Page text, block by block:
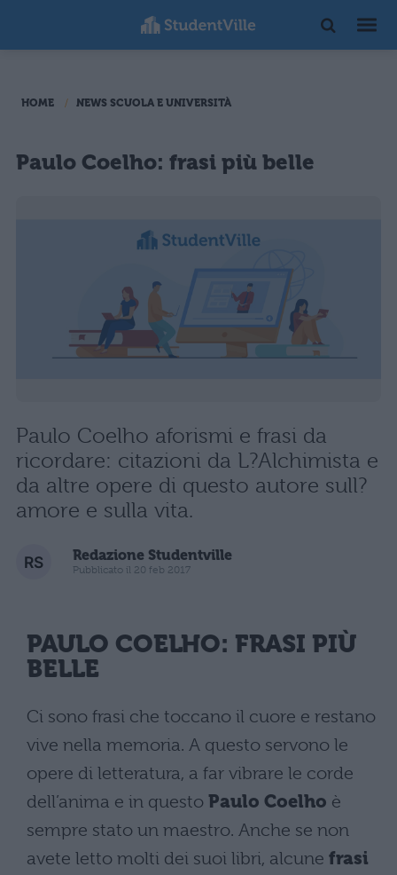
HOME NEWS SCUOLA E UNIVERSITÀ
Paulo Coelho: frasi più belle
Paulo Coelho aforismi e frasi da
ricordare: citazioni da L?Alchimista e
da altre opere di questo autore sull?
amore e sulla vita.
Redazione Studentville
Pubblicato il 20 feb 2017
PAULO COELHO: FRASI PIÙ
BELLE
Ci sono frasi che toccano il cuore e restano
vive nella memoria. A questo servono le
opere di letteratura, a far vibrare le corde
dell’anima e in questo Paulo Coelho è
sempre stato un maestro. Anche se non
avete letto molti dei suoi libri, alcune frasi